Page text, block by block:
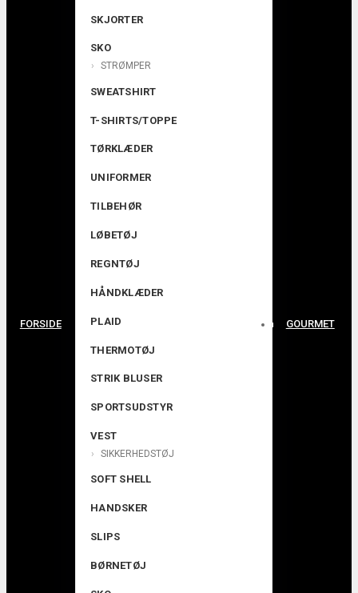
FORSIDE
SKJORTER
SKO
STRØMPER
SWEATSHIRT
T-SHIRTS/TOPPE
TØRKLÆDER
UNIFORMER
TILBEHØR
LØBETØJ
REGNTØJ
HÅNDKLÆDER
PLAID
THERMOTØJ
STRIK BLUSER
SPORTSUDSTYR
VEST
SIKKERHEDSTØJ
SOFT SHELL
HANDSKER
SLIPS
BØRNETØJ
GOURMET